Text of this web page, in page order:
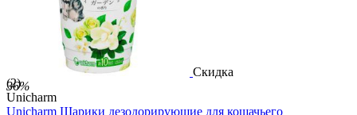
Скидка
36%
(2)
Unicharm
Unicharm Шарики дезодорирующие для кошачьего